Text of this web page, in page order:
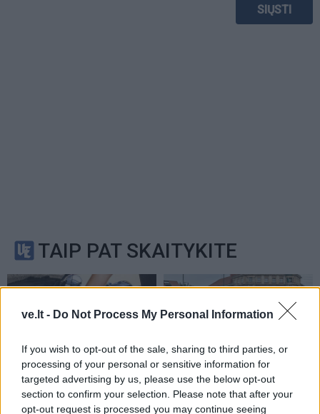
ve.lt - Do Not Process My Personal Information
If you wish to opt-out of the sale, sharing to third parties, or
processing of your personal or sensitive information for
targeted advertising by us, please use the below opt-out
section to confirm your selection. Please note that after your
opt-out request is processed you may continue seeing
TAIP PAT SKAITYKITE
Auto
Važiuojate tik trumpus
Auto
Klaipėdiečių automobiliai: